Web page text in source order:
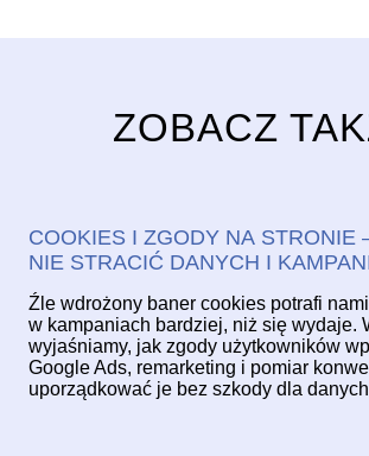
ZOBACZ
COOKIES I ZGODY NA STRONIE
NIE STRACIĆ DANYCH I
Źle wdrożony baner cookies potrafi
w kampaniach bardziej, niż się wydaje.
wyjaśniamy, jak zgody użytkowników
Google Ads, remarketing i pomiar
uporządkować je bez szkody dla